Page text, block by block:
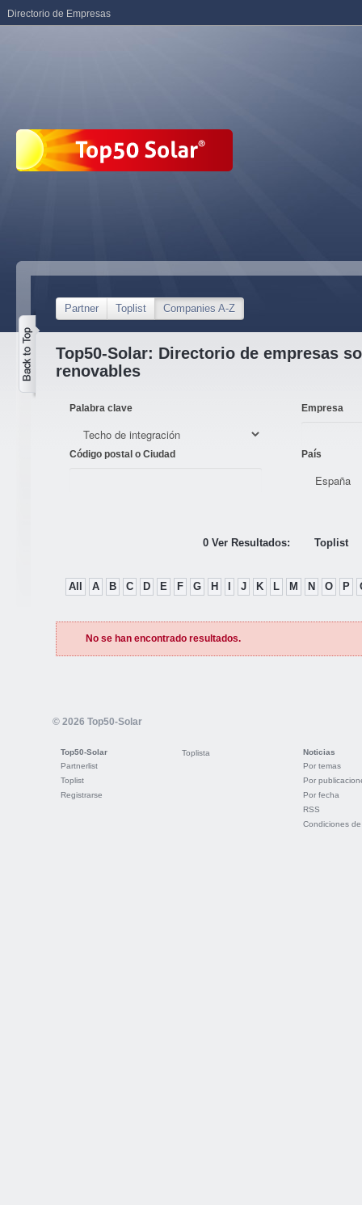
Partner Toplist Companies A-Z
Top50-Solar: Directorio de empresas
renovables
Palabra clave Empresa
Código postal o Ciudad País
0 Ver Resultados: Toplist
All A B C D E F G H J K L M N O P
No se han encontrado resultados.
© 2026 Top50-Solar
Top50-Solar
Partnerlist
Toplist
Registrarse
Toplista
Noticias
Por temas
Por
Por fecha
RSS
Condiciones
Directorio de Empresas